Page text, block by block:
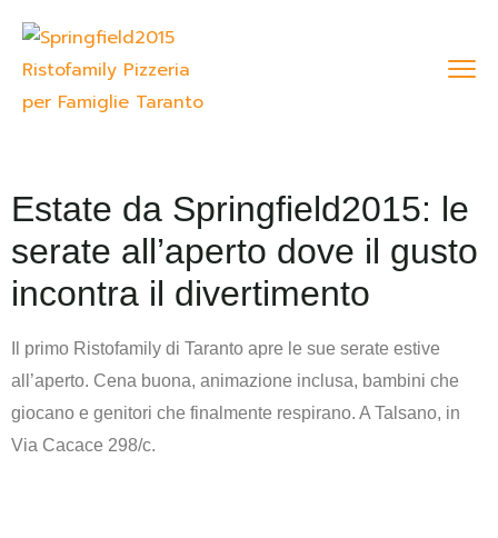
Estate da Springfield2015: le
serate all’aperto dove il gusto
incontra il divertimento
Il primo Ristofamily di Taranto apre le sue serate estive
all’aperto. Cena buona, animazione inclusa, bambini che
giocano e genitori che finalmente respirano. A Talsano, in
Via Cacace 298/c.